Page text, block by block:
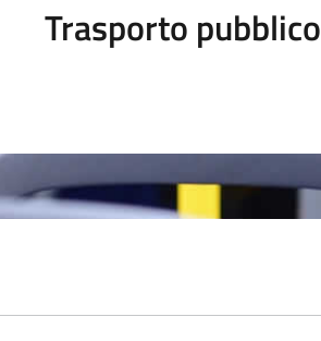
Trasporto pubblico